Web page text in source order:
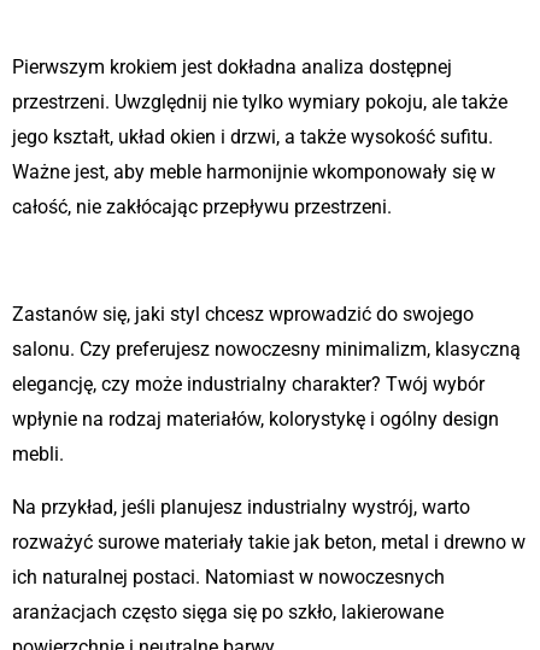
Pierwszym krokiem jest dokładna analiza dostępnej
przestrzeni. Uwzględnij nie tylko wymiary pokoju, ale także
jego kształt, układ okien i drzwi, a także wysokość sufitu.
Ważne jest, aby meble harmonijnie wkomponowały się w
całość, nie zakłócając przepływu przestrzeni.
Zastanów się, jaki styl chcesz wprowadzić do swojego
salonu. Czy preferujesz nowoczesny minimalizm, klasyczną
elegancję, czy może industrialny charakter? Twój wybór
wpłynie na rodzaj materiałów, kolorystykę i ogólny design
mebli.
Na przykład, jeśli planujesz industrialny wystrój, warto
rozważyć surowe materiały takie jak beton, metal i drewno w
ich naturalnej postaci. Natomiast w nowoczesnych
aranżacjach często sięga się po szkło, lakierowane